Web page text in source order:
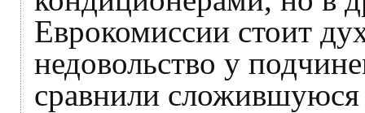
Еврокомиссии стоит
недовольство у
сравнили